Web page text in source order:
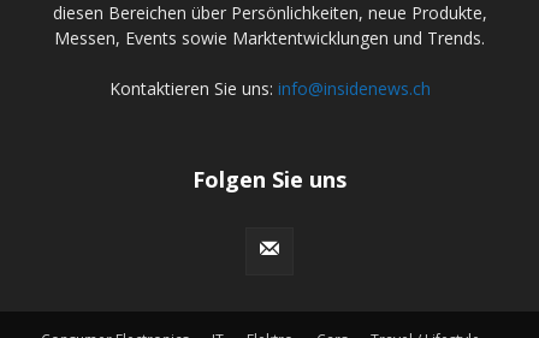
diesen Bereichen über Persönlichkeiten, neue Produkte,
Messen, Events sowie Marktentwicklungen und Trends.
Kontaktieren Sie uns: info@insidenews.ch
Folgen Sie uns